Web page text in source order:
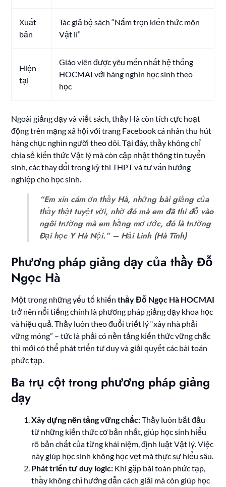
Xuất
bản
Tác giả bộ sách “Nắm trọn kiến thức môn
Vật lí”
Hiện
tại
Giáo viên được yêu mến nhất hệ thống
HOCMAI với hàng nghìn học sinh theo
học
Ngoài giảng dạy và viết sách, thầy Hà còn tích cực hoạt
động trên mạng xã hội với trang Facebook cá nhân thu hút
hàng chục nghìn người theo dõi. Tại đây, thầy không chỉ
chia sẻ kiến thức Vật lý mà còn cập nhật thông tin tuyển
sinh, các thay đổi trong kỳ thi THPT và tư vấn hướng
nghiệp cho học sinh.
“Em xin cám ơn thầy Hà, những bài giảng của
thầy thật tuyệt vời, nhờ đó mà em đã thi đỗ vào
ngôi trường mà em hằng mơ ước, đó là trường
Đại học Y Hà Nội.” – Hải Linh (Hà Tĩnh)
Phương pháp giảng dạy của thầy Đỗ
Ngọc Hà
Một trong những yếu tố khiếnthầy Đỗ Ngọc Hà HOCMAI
trở nên nổi tiếng chính là phương pháp giảng dạy khoa học
và hiệu quả. Thầy luôn theo đuổi triết lý “xây nhà phải
vững móng” – tức là phải có nền tảng kiến thức vững chắc
thì mới có thể phát triển tư duy và giải quyết các bài toán
phức tạp.
Ba trụ cột trong phương pháp giảng
dạy
Xây dựng nền tảng vững chắc:Thầy luôn bắt đầu
từ những kiến thức cơ bản nhất, giúp học sinh hiểu
rõ bản chất của từng khái niệm, định luật Vật lý. Việc
này giúp học sinh không học vẹt mà thực sự hiểu sâu.
Phát triển tư duy logic: Khi gặp bài toán phức tạp,
thầy không chỉ hướng dẫn cách giải mà còn giúp học